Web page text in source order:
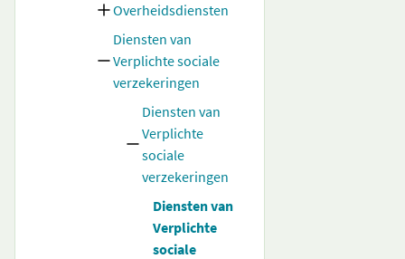
Overheidsdiensten
Diensten van
Verplichte sociale
verzekeringen
Diensten van
Verplichte
sociale
verzekeringen
Diensten van
Verplichte
sociale